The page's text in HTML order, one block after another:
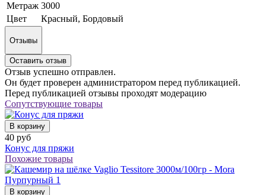
Метраж 3000
Цвет
Красный, Бордовый
Отзывы
Оставить отзыв
Отзыв успешно отправлен.
Он будет проверен администратором перед публикацией.
Перед публикацией отзывы проходят модерацию
Сопутствующие товары
В корзину
40 руб
Конус для пряжи
Похожие товары
В корзину